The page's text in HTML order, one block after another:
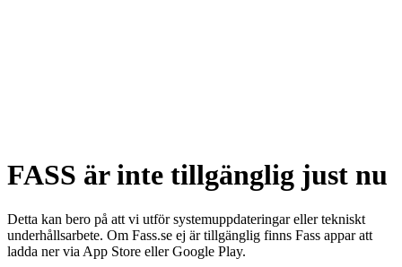
FASS är inte tillgänglig just nu
Detta kan bero på att vi utför systemuppdateringar eller tekniskt
underhållsarbete. Om Fass.se ej är tillgänglig finns Fass appar att
ladda ner via App Store eller Google Play.